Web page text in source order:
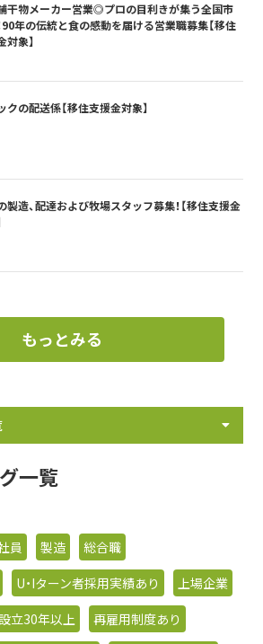
干物メーカー営業◎プロの目利きが集う全国市
90年の伝統と食の感動を届ける営業職募集【移住
対象】
クの配送係【移住支援金対象】
製造、配達および牧場スタッフ募集！【移住支援金
もっとみる
一覧
員 製造
総合職
U・Iターン者採用実績あり
上場企業
立30年以上
再雇用制度あり